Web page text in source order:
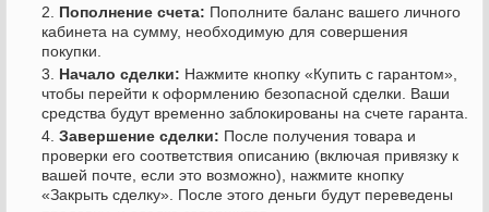
Пополнение счета: Пополните баланс вашего личного
кабинета на сумму, необходимую для совершения
покупки.
Начало сделки: Нажмите кнопку «Купить с гарантом»,
чтобы перейти к оформлению безопасной сделки. Ваши
средства будут временно заблокированы на счете гаранта.
Завершение сделки: После получения товара и
проверки его соответствия описанию (включая привязку к
вашей почте, если это возможно), нажмите кнопку
«Закрыть сделку». После этого деньги будут переведены